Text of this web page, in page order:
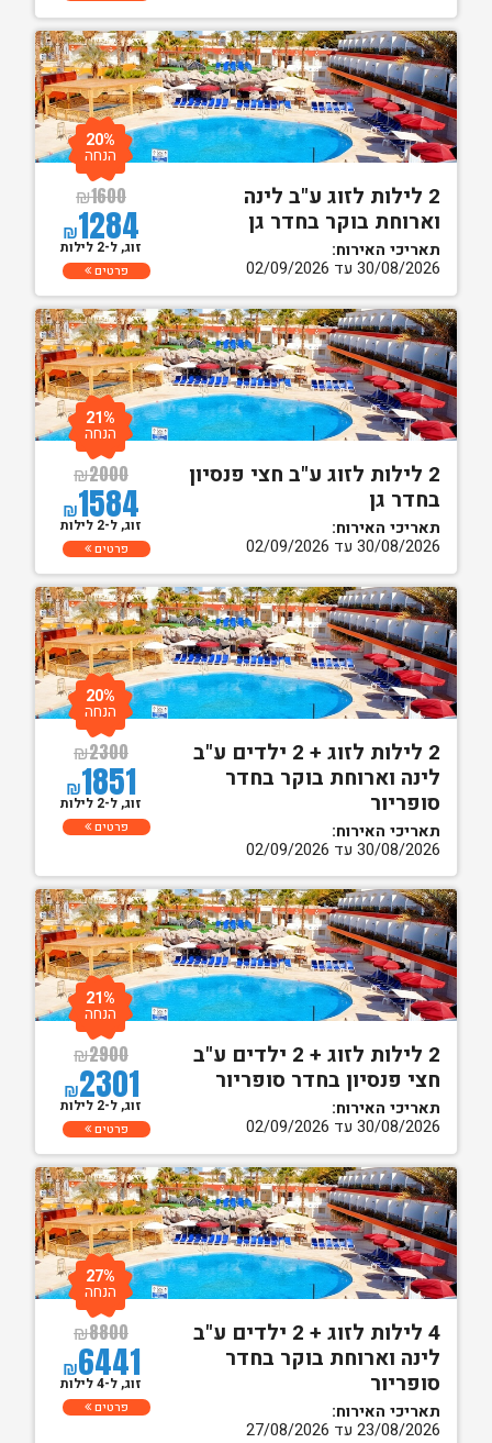
2 לילות לזוג ע"ב לינה
וארוחת בוקר בחדר גן
תאריכי האירוח:
30/08/2026 עד 02/09/2026
₪1600
₪1284
20%
הנחה
זוג, ל-2 לילות
פרטים
2 לילות לזוג ע"ב חצי פנסיון
בחדר גן
תאריכי האירוח:
30/08/2026 עד 02/09/2026
₪2000
₪1584
21%
הנחה
זוג, ל-2 לילות
פרטים
2 לילות לזוג + 2 ילדים ע"ב
לינה וארוחת בוקר בחדר
סופריור
תאריכי האירוח:
30/08/2026 עד 02/09/2026
₪2300
₪1851
20%
הנחה
זוג, ל-2 לילות
פרטים
2 לילות לזוג + 2 ילדים ע"ב
חצי פנסיון בחדר סופריור
תאריכי האירוח:
30/08/2026 עד 02/09/2026
₪2900
₪2301
21%
הנחה
זוג, ל-2 לילות
פרטים
4 לילות לזוג + 2 ילדים ע"ב
לינה וארוחת בוקר בחדר
סופריור
תאריכי האירוח:
23/08/2026 עד 27/08/2026
₪8800
₪6441
27%
הנחה
זוג, ל-4 לילות
פרטים